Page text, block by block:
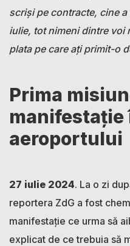
scriși pe contracte, cine
iulie, tot nimeni dintre voi
plata pe care ați primit-o
Prima
manifestație
aeroportului
27 iulie 2024. La o zi
reportera ZdG a fost
manifestație ce urma să
explicat de ce trebuia să